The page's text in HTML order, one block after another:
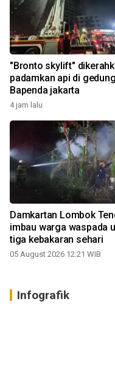
"Bronto skylift"
padamkan api di gedung
Bapenda jakarta
4 jam lalu
Damkartan Lombok
imbau warga waspada
tiga kebakaran sehari
05 August 2026 12:21 WIB
Infografik